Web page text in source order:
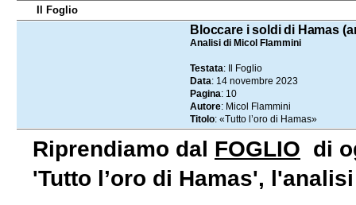
Il Foglio
Bloccare i soldi di Hamas
Analisi di Micol Flammini
Testata: Il Foglio
Data: 14 novembre 2023
Pagina: 10
Autore: Micol Flammini
Titolo: «Tutto l’oro di Hamas»
Riprendiamo dal FOGLIO di
'Tutto l’oro di Hamas',